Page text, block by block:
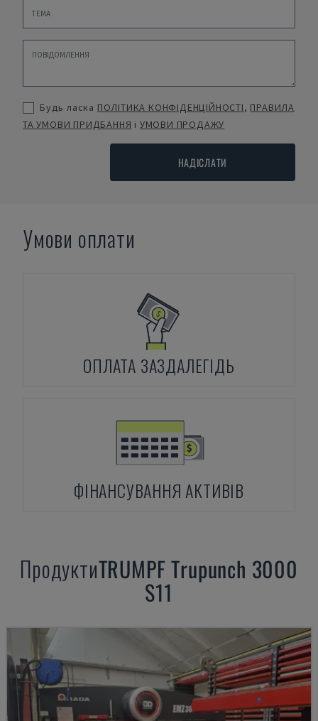
Будь ласка ПОЛІТИКА КОНФІДЕНЦІЙНОСТІ, ПРАВИЛА
ТА УМОВИ ПРИДБАННЯ і УМОВИ ПРОДАЖУ
НАДІСЛАТИ
Умови оплати
ОПЛАТА ЗАЗДАЛЕГІДЬ
ФІНАНСУВАННЯ АКТИВІВ
ПродуктиTRUMPFTrupunch 3000
S11